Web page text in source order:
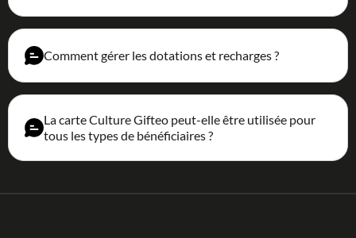
Comment gérer les dotations et recharges ?
La carte Culture Gifteo peut-elle être utilisée pour
tous les types de bénéficiaires ?